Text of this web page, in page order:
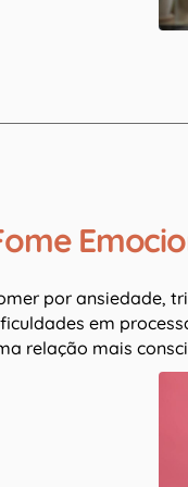
por ansiedade,
em
relação mais